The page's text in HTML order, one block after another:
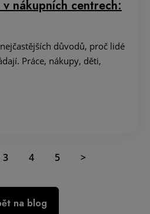
nákupních centrech:
nejčastějších důvodů, proč lidé
Práce, nákupy, děti,
3 4 5 >
na blog